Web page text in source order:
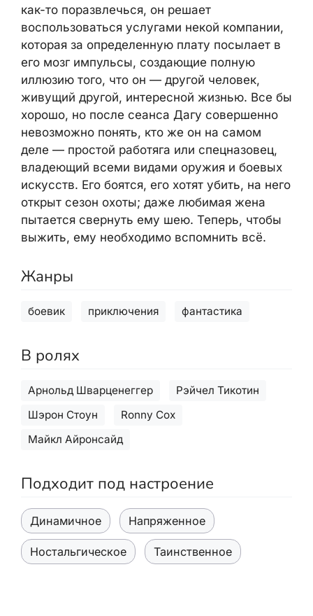
как-то поразвлечься, он решает
воспользоваться услугами некой компании,
которая за определенную плату посылает в
его мозг импульсы, создающие полную
иллюзию того, что он — другой человек,
живущий другой, интересной жизнью. Все бы
хорошо, но после сеанса Дагу совершенно
невозможно понять, кто же он на самом
деле — простой работяга или спецназовец,
владеющий всеми видами оружия и боевых
искусств. Его боятся, его хотят убить, на него
открыт сезон охоты; даже любимая жена
пытается свернуть ему шею. Теперь, чтобы
выжить, ему необходимо вспомнить всё.
Жанры
боевик приключения фантастика
В ролях
Арнольд Шварценеггер
Рэйчел Тикотин
Шэрон Стоун
Ronny Cox
Майкл Айронсайд
Подходит под настроение
Динамичное Напряженное
Ностальгическое Таинственное